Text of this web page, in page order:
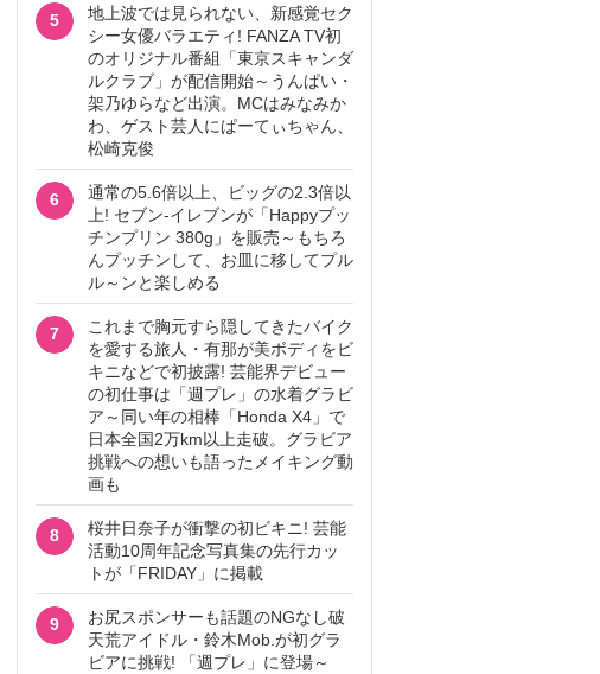
5
地上波では見られない、新感覚セク
シー女優バラエティ! FANZA TV初
のオリジナル番組「東京スキャンダ
ルクラブ」が配信開始～うんぱい・
架乃ゆらなど出演。MCはみなみか
わ、ゲスト芸人にぱーてぃちゃん、
松崎克俊
6
通常の5.6倍以上、ビッグの2.3倍以
上! セブン‐イレブンが「Happyプッ
チンプリン 380g」を販売～もちろ
んプッチンして、お皿に移してプル
ル～ンと楽しめる
7
これまで胸元すら隠してきたバイク
を愛する旅人・有那が美ボディをビ
キニなどで初披露! 芸能界デビュー
の初仕事は「週プレ」の水着グラビ
ア～同い年の相棒「Honda X4」で
日本全国2万km以上走破。グラビア
挑戦への想いも語ったメイキング動
画も
8
桜井日奈子が衝撃の初ビキニ! 芸能
活動10周年記念写真集の先行カッ
トが「FRIDAY」に掲載
9
お尻スポンサーも話題のNGなし破
天荒アイドル・鈴木Mob.が初グラ
ビアに挑戦! 「週プレ」に登場～